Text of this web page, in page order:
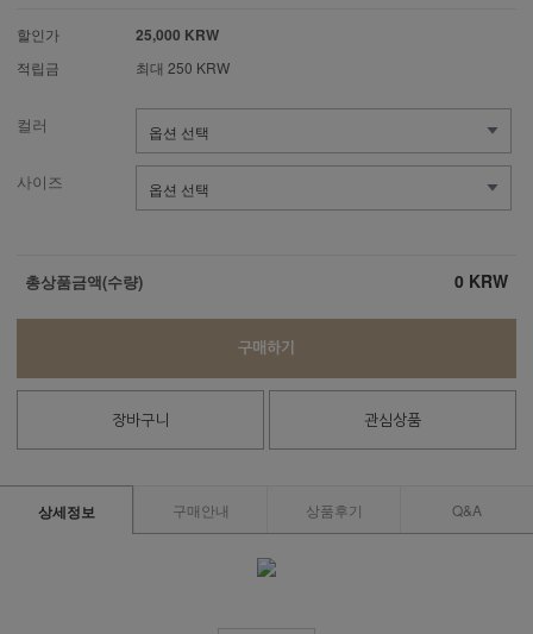
할인가 25,000 KRW
적립금 최대 250 KRW
컬러
사이즈
총상품금액(수량) 0 KRW
구매하기
장바구니 관심상품
상세정보 구매안내 상품후기 Q&A